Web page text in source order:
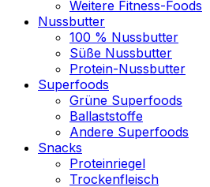
Weitere Fitness-Foods
Nussbutter
100 % Nussbutter
Süße Nussbutter
Protein-Nussbutter
Superfoods
Grüne Superfoods
Ballaststoffe
Andere Superfoods
Snacks
Proteinriegel
Trockenfleisch